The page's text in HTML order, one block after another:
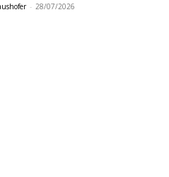
- 28/07/2026